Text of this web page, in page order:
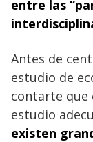
entre las
Antes de
estudio de
contarte que
estudio
existen